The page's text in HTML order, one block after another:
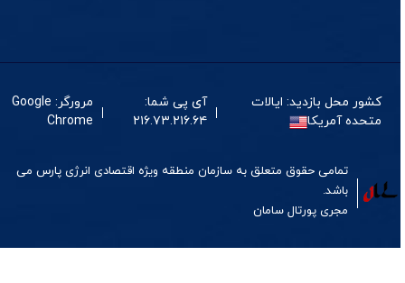
کشور محل بازدید: ایالات
متحده آمریکا
آی پی شما:
۲۱۶.۷۳.۲۱۶.۶۴
مرورگر: Google
Chrome
تمامی حقوق متعلق به سازمان منطقه ویژه اقتصادی انرژی پارس می
باشد.
مجری پورتال سامان